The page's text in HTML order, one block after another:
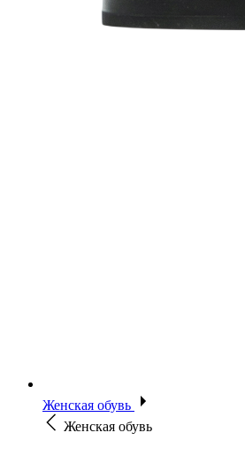
Женская обувь
Женская обувь